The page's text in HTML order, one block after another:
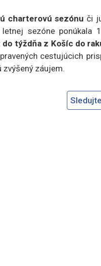
charterovú sezónu či
sezóne ponúkala
týždňa z Košíc do
cestujúcich
záujem.